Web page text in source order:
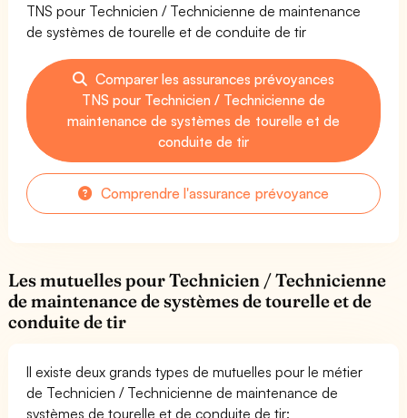
TNS pour Technicien / Technicienne de maintenance
de systèmes de tourelle et de conduite de tir
Comparer les assurances prévoyances
TNS pour Technicien / Technicienne de
maintenance de systèmes de tourelle et de
conduite de tir
Comprendre l'assurance prévoyance
Les mutuelles pour Technicien / Technicienne
de maintenance de systèmes de tourelle et de
conduite de tir
Il existe deux grands types de mutuelles pour le métier
de Technicien / Technicienne de maintenance de
systèmes de tourelle et de conduite de tir: